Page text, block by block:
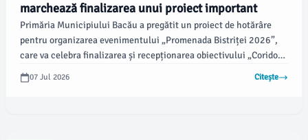
marchează finalizarea unui proiect important
Primăria Municipiului Bacău a pregătit un proiect de hotărâre
pentru organizarea evenimentului „Promenada Bistriței 2026”,
care va celebra finalizarea și recepționarea obiectivului „Coridor
pentru deplasări nemotorizate Promenada Bistriței”. Aceasta este
una dintre puținele inițiative cu fonduri europene finalizate fără
07 Jul 2026 Citește